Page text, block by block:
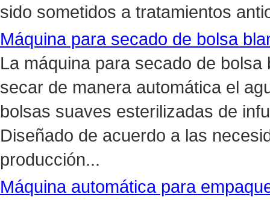
sido sometidos a tratamientos
Máquina para secado de bolsa
La máquina para secado de
secar de manera automática el
bolsas suaves esterilizadas de
Diseñado de acuerdo a las
producción...
Máquina automática para